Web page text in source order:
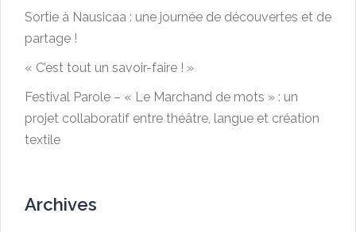
Sortie à Nausicaa : une journée de découvertes et de
partage !
« C’est tout un savoir-faire ! »
Festival Parole – « Le Marchand de mots » : un
projet collaboratif entre théâtre, langue et création
textile
Archives